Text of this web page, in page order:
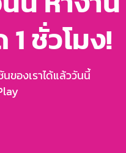
ชั่วโมง!
ของเราได้แล้ววันนี้